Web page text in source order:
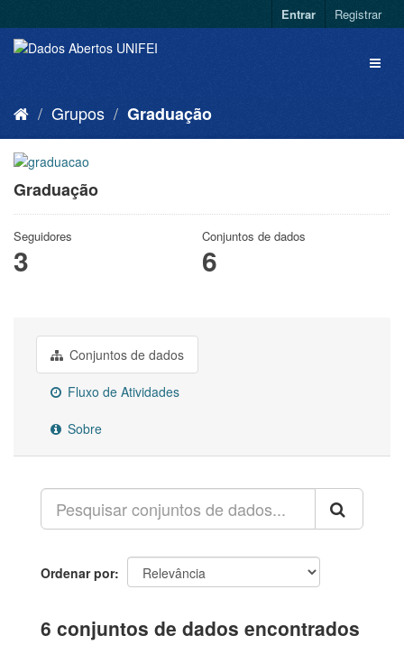
Entrar Registrar
Grupos Graduação
Graduação
Seguidores
3
Conjuntos de dados
6
Conjuntos de dados
Fluxo de Atividades
Sobre
Ordenar por
6 conjuntos de dados encontrados